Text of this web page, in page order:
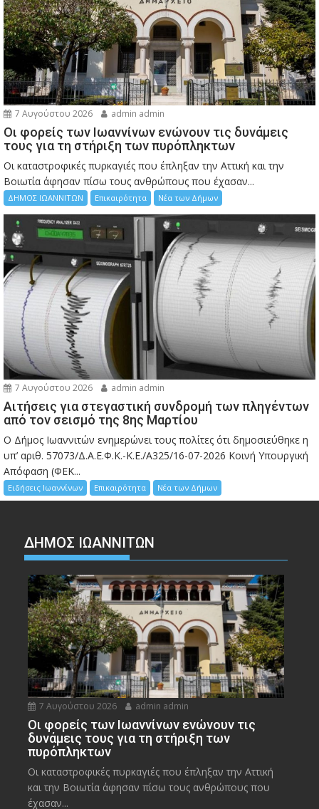
7 Αυγούστου 2026 admin admin
Οι φορείς των Ιωαννίνων ενώνουν τις δυνάμεις
τους για τη στήριξη των πυρόπληκτων
Οι καταστροφικές πυρκαγιές που έπληξαν την Αττική και την
Bοιωτία άφησαν πίσω τους ανθρώπους που έχασαν...
ΔΗΜΟΣ ΙΩΑΝΝΙΤΩΝ Επικαιρότητα Νέα των Δήμων
7 Αυγούστου 2026 admin admin
Αιτήσεις για στεγαστική συνδρομή των πληγέντων
από τον σεισμό της 8ης Μαρτίου
Ο Δήμος Ιωαννιτών ενημερώνει τους πολίτες ότι δημοσιεύθηκε η
υπ’ αριθ. 57073/Δ.Α.Ε.Φ.Κ.-Κ.Ε./Α325/16-07-2026 Κοινή Υπουργική
Απόφαση (ΦΕΚ...
Ειδήσεις Ιωαννίνων Επικαιρότητα Νέα των Δήμων
ΔΗΜΟΣ ΙΩΑΝΝΙΤΩΝ
7 Αυγούστου 2026 admin admin
Οι φορείς των Ιωαννίνων ενώνουν τις
δυνάμεις τους για τη στήριξη των
πυρόπληκτων
Οι καταστροφικές πυρκαγιές που έπληξαν την Αττική
και την Bοιωτία άφησαν πίσω τους ανθρώπους που
έχασαν...